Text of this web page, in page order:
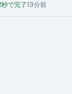
で完了13分前